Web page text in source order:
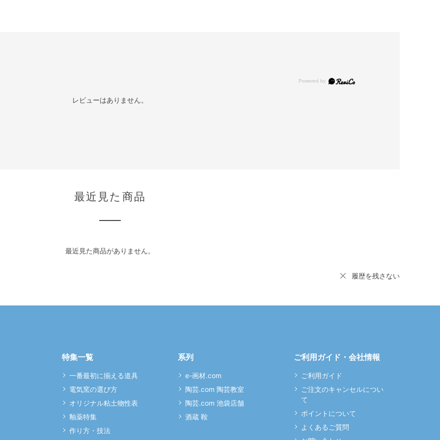
レビューはありません。
最近見た商品
最近見た商品がありません。
履歴を残さない
特集一覧
一番最初に揃える道具
電気窯の選び方
オリジナル粘土物性表
釉薬特集
作り方・技法
系列
e-画材.com
陶芸.com 陶芸教室
陶芸.com 池袋店舗
酒蔵 鞍
ご利用ガイド・会社情報
ご利用ガイド
ご注文のキャンセルについ
て
ポイントについて
よくあるご質問